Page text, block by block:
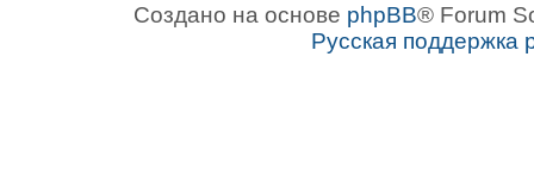
Создано на основе phpBB® Forum
Русская поддержка